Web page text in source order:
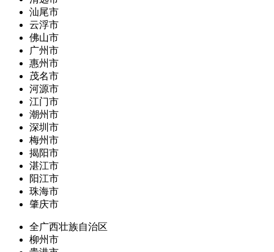
汕尾市
云浮市
佛山市
广州市
惠州市
茂名市
河源市
江门市
潮州市
深圳市
梅州市
揭阳市
湛江市
阳江市
珠海市
肇庆市
全广西壮族自治区
柳州市